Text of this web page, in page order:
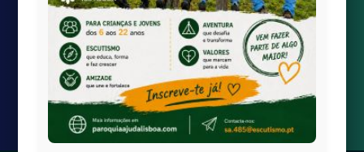
Localização
 paroquiaAjudaLisboa@gmail.com

Largo da Boa-Hora à Ajuda
1300-100 Lisboa